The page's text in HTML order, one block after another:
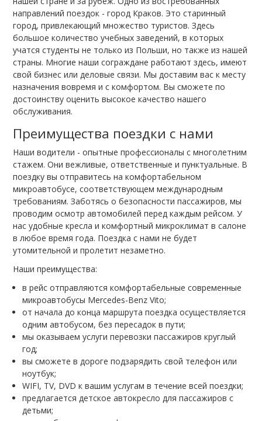
направлений поездок - город Краков. Это старинный
город, привлекающий множество туристов. Здесь
большое количество учебных заведений, в которых
учатся студенты не только из Польши, но также из нашей
страны. Многие наши сограждане работают здесь, имеют
свой бизнес или деловые связи. Мы доставим вас к месту
назначения вовремя и с комфортом. Вы сможете по
достоинству оценить высокое качество нашего
обслуживания.
Преимущества поездки с нами
Наши водители - опытные профессионалы с многолетним
стажем. Они вежливые, ответственные и пунктуальные. В
поездку вы отправитесь на комфортабельном
микроавтобусе, соответствующем международным
требованиям. Заботясь о безопасности пассажиров, мы
проводим осмотр автомобилей перед каждым рейсом. У
нас удобные кресла и комфортный микроклимат в салоне
в любое время года. Поездка с нами не будет
утомительной и пролетит незаметно.
Наши преимущества:
в рейс отправляются комфортабельные современные
микроавтобусы Mercedes-Benz Vito;
от начала до конца маршрута поездка осуществляется
одним автобусом, без пересадок в пути;
мы оказываем услуги перевозки пассажиров круглый
год;
вы сможете в дороге подзарядить свой телефон или
ноутбук;
WIFI, TV, DVD к вашим услугам в течение всей поездки;
предлагается детское автокресло для пассажиров с
детьми;